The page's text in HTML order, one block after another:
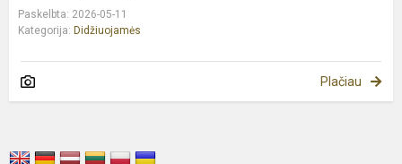
Paskelbta: 2026-05-11
Kategorija: Didžiuojamės
Plačiau